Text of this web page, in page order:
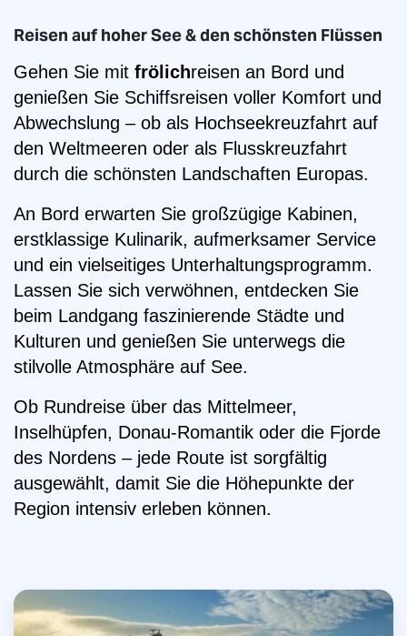
Reisen auf hoher See & den schönsten Flüssen
Gehen Sie mit frölichreisen an Bord und
genießen Sie Schiffsreisen voller Komfort und
Abwechslung – ob als Hochseekreuzfahrt auf
den Weltmeeren oder als Flusskreuzfahrt
durch die schönsten Landschaften Europas.
An Bord erwarten Sie großzügige Kabinen,
erstklassige Kulinarik, aufmerksamer Service
und ein vielseitiges Unterhaltungsprogramm.
Lassen Sie sich verwöhnen, entdecken Sie
beim Landgang faszinierende Städte und
Kulturen und genießen Sie unterwegs die
stilvolle Atmosphäre auf See.
Ob Rundreise über das Mittelmeer,
Inselhüpfen, Donau-Romantik oder die Fjorde
des Nordens – jede Route ist sorgfältig
ausgewählt, damit Sie die Höhepunkte der
Region intensiv erleben können.
Finnland
Frankreich
Großbritannien
Irland
Italien
Kroatien
Lettland
Litauen
Niederlande
Österreich
6 Reisende
7 Reisende
8 Reisende
9 Reisende
10+ Reisende